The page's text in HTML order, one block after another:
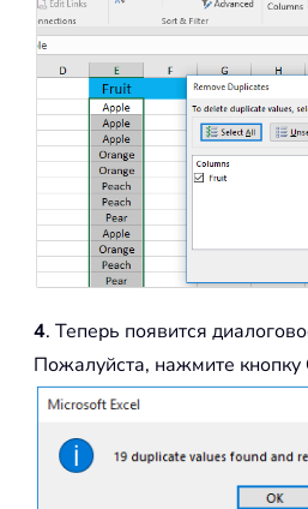
4. Теперь появится
Пожалуйста, нажмите кнопку